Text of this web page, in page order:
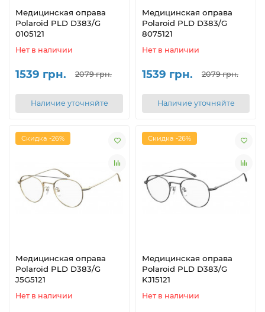
Медицинская оправа
Polaroid PLD D383/G
0105121
Нет в наличии
1539 грн. 2079 грн.
Наличие уточняйте
Медицинская оправа
Polaroid PLD D383/G
8075121
Нет в наличии
1539 грн. 2079 грн.
Наличие уточняйте
Скидка -26%
Медицинская оправа
Polaroid PLD D383/G
J5G5121
Нет в наличии
Скидка -26%
Медицинская оправа
Polaroid PLD D383/G
KJ15121
Нет в наличии